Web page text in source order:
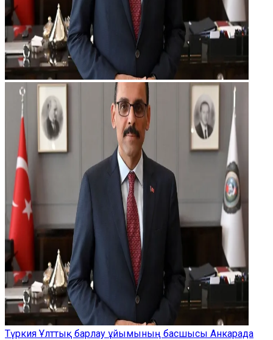
Түркия Ұлттық барлау ұйымының басшысы Анкарада